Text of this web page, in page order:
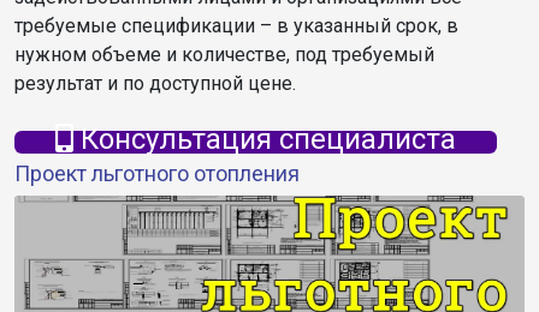
требуемые спецификации – в указанный срок, в
нужном объеме и количестве, под требуемый
результат и по доступной цене.
Консультация специалиста
Проект льготного отопления